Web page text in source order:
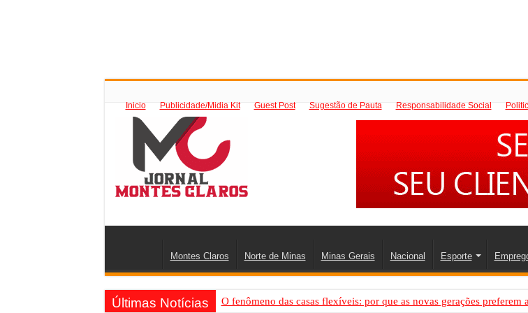
Inicio Publicidade/Midia Kit Guest Post Sugestão de Pauta Responsabilidade Social
Montes Claros Norte de Minas Minas Gerais Nacional Esporte
Últimas Notícias O fenômeno das casas flexíveis: por que as novas gerações